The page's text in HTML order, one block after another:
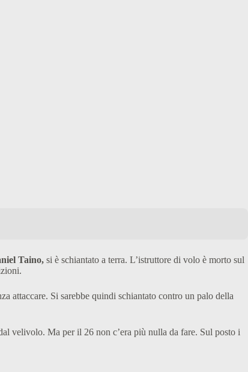
Taino, si è schiantato a terra. L’istruttore di volo è morto sul
attaccare. Si sarebbe quindi schiantato contro un palo della
velivolo. Ma per il 26 non c’era più nulla da fare. Sul posto i